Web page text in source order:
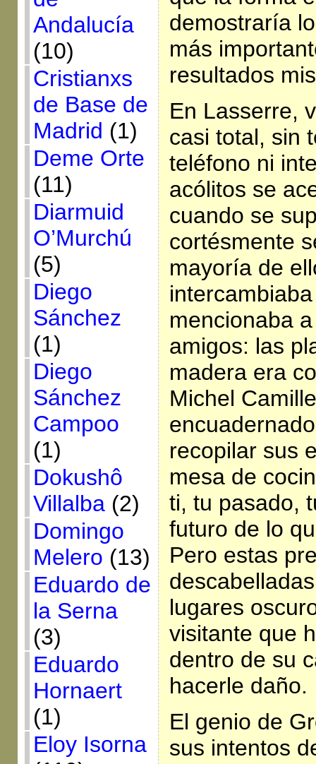
Andalucía
(10)
Cristianxs
de Base de
Madrid (1)
Deme Orte
(11)
Diarmuid
O’Murchú
(5)
Diego
Sánchez
(1)
Diego
Sánchez
Campoo
(1)
Dokushô
Villalba(2)
Domingo
Melero (13)
Eduardo de
la Serna
(3)
Eduardo
Hornaert
(1)
Eloy Isorna
demostraría
más
resultados
En Lasserre,
casi total, sin
teléfono ni
acólitos se
cuando se
cortésmente
mayoría de
mencionaba
amigos: las
madera era
Michel
recopilar sus
mesa de
ti, tu pasado,
futuro de lo
Pero estas
lugares
visitante que
dentro de su
hacerle daño.
El genio de
sus intentos